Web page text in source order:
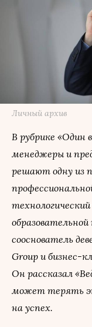
Личный архив
В рубрике «Один
менеджеры и
решают одну из
сооснователь
Group и бизнес-
Он рассказал
может терять
на успех.